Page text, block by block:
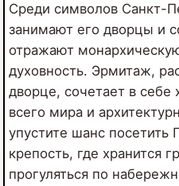
Среди символов Санкт-
занимают его дворцы и
отражают
духовность. Эрмитаж,
дворце, сочетает в
всего мира и
упустите шанс посетить
крепость, где хранится
прогуляться по